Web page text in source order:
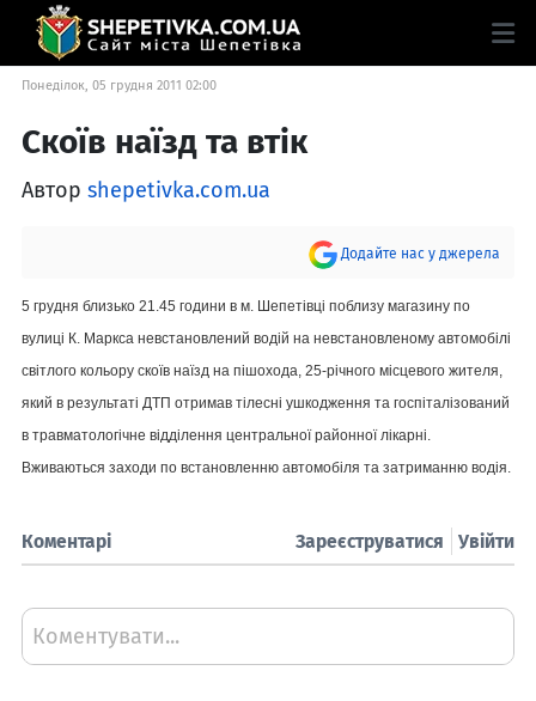
Понеділок, 05 грудня 2011 02:00
Скоїв наїзд та втік
Автор shepetivka.com.ua
Додайте нас у джерела
5 грудня близько 21.45 години в м. Шепетівці поблизу магазину по
вулиці К. Маркса невстановлений водій на невстановленому автомобілі
світлого кольору скоїв наїзд на пішохода, 25-річного місцевого жителя,
який в результаті ДТП отримав тілесні ушкодження та госпіталізований
в травматологічне відділення центральної районної лікарні.
Вживаються заходи по встановленню автомобіля та затриманню водія.
Коментарі Увійти
Зареєструватися
Коментувати...